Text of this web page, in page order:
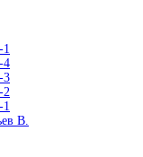
1
4
3
2
1
В.